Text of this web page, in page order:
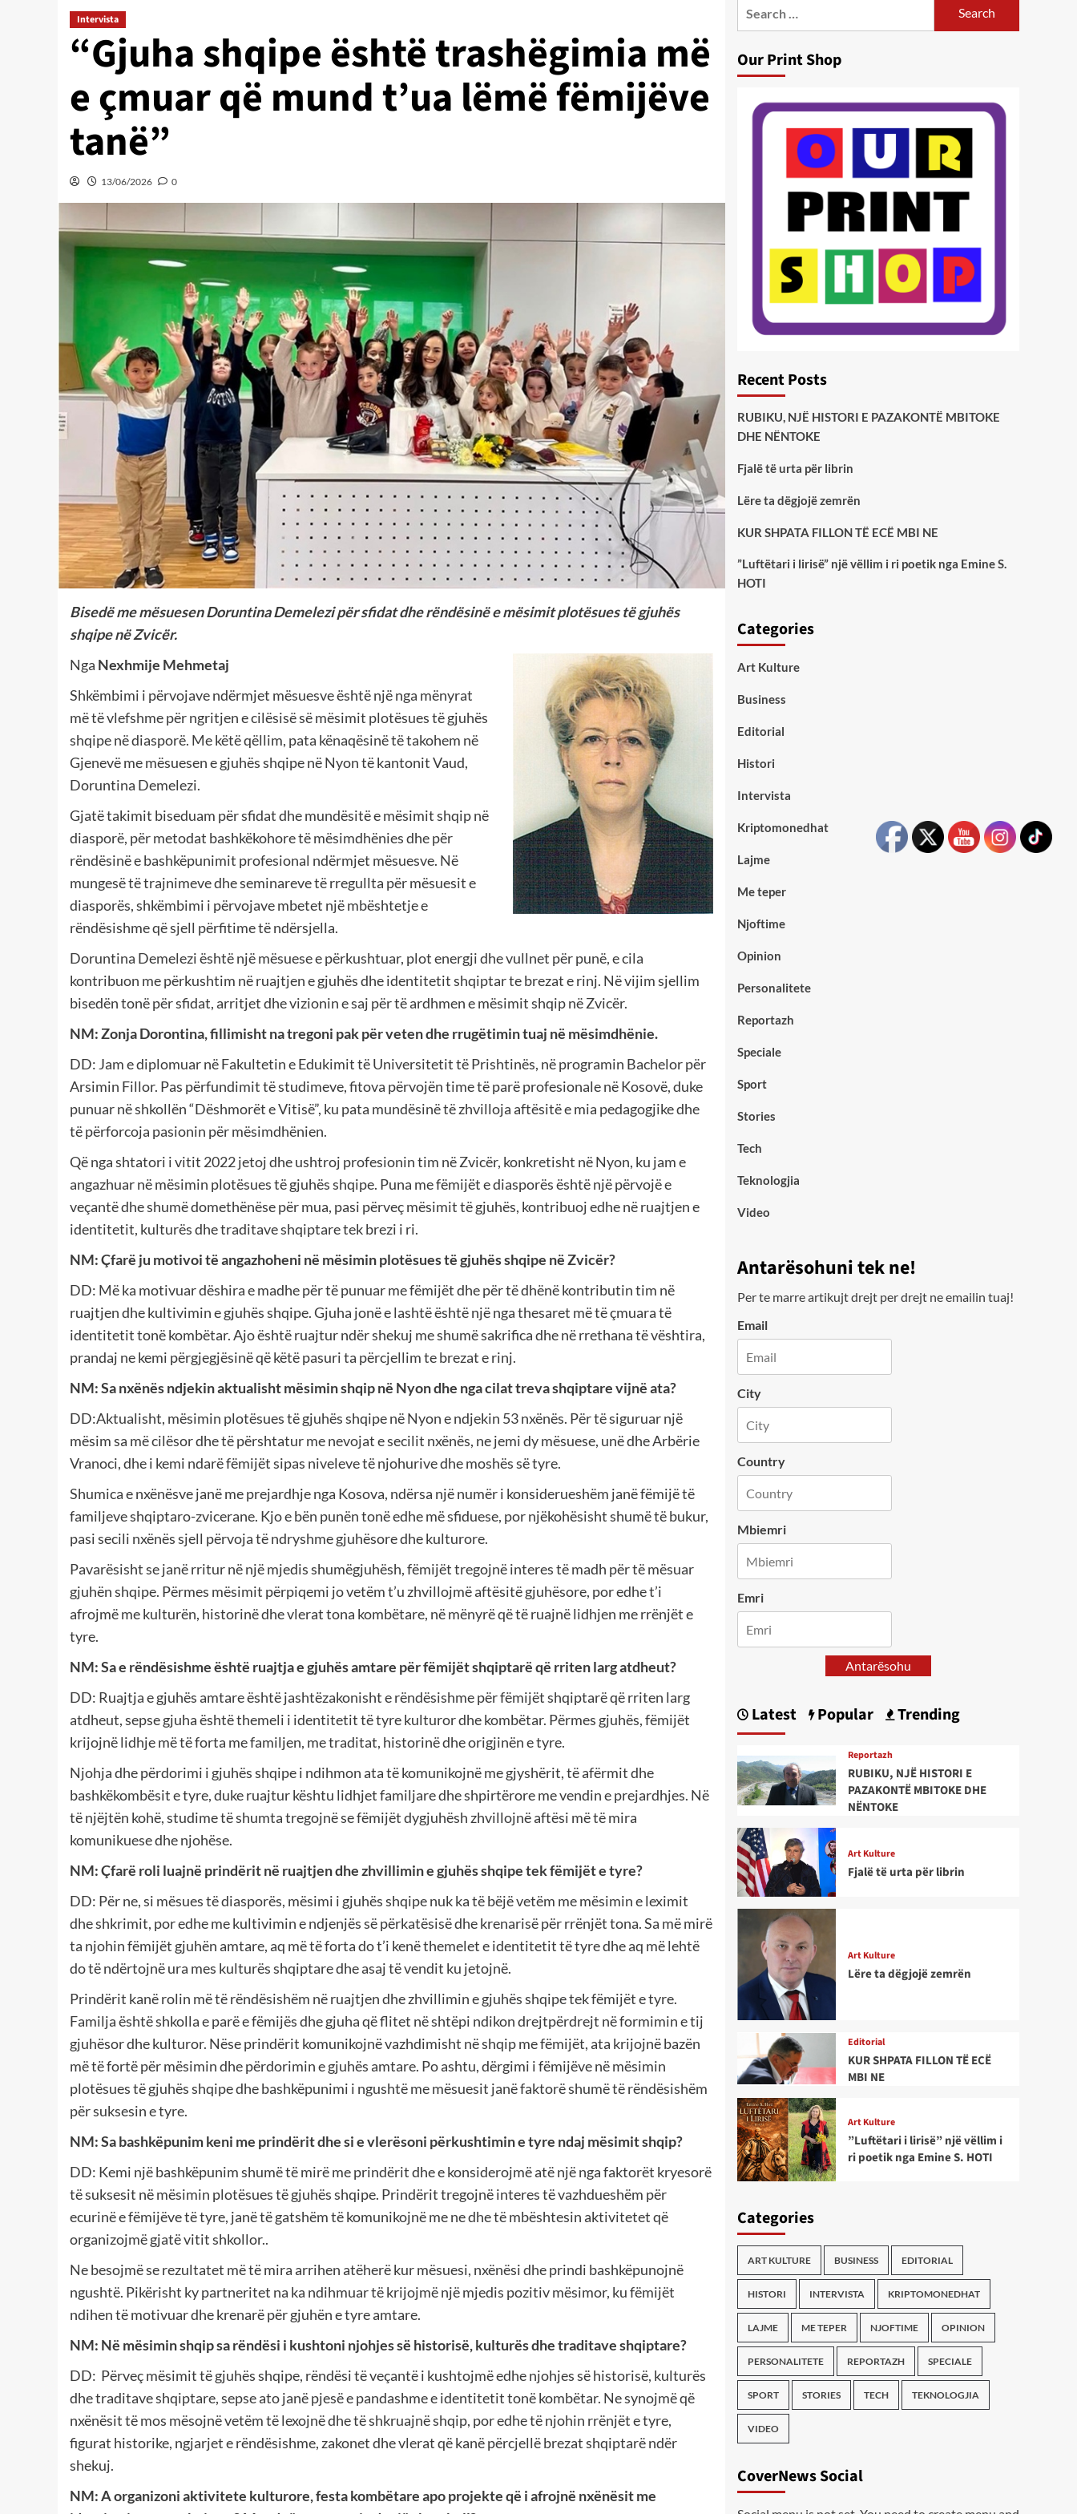
Intervista
“Gjuha shqipe është trashëgimia më
e çmuar që mund t’ua lëmë fëmijëve
tanë”
13/06/2026 0
Bisedë me mësuesen Doruntina Demelezi për sfidat dhe rëndësinë e mësimit plotësues të gjuhës
shqipe në Zvicër.
Nga Nexhmije Mehmetaj
Shkëmbimi i përvojave ndërmjet mësuesve është një nga mënyrat
më të vlefshme për ngritjen e cilësisë së mësimit plotësues të gjuhës
shqipe në diasporë. Me këtë qëllim, pata kënaqësinë të takohem në
Gjenevë me mësuesen e gjuhës shqipe në Nyon të kantonit Vaud,
Doruntina Demelezi.
Gjatë takimit biseduam për sfidat dhe mundësitë e mësimit shqip në
diasporë, për metodat bashkëkohore të mësimdhënies dhe për
rëndësinë e bashkëpunimit profesional ndërmjet mësuesve. Në
mungesë të trajnimeve dhe seminareve të rregullta për mësuesit e
diasporës, shkëmbimi i përvojave mbetet një mbështetje e
rëndësishme që sjell përfitime të ndërsjella.
Doruntina Demelezi është një mësuese e përkushtuar, plot energji dhe vullnet për punë, e cila
kontribuon me përkushtim në ruajtjen e gjuhës dhe identitetit shqiptar te brezat e rinj. Në vijim sjellim
bisedën tonë për sfidat, arritjet dhe vizionin e saj për të ardhmen e mësimit shqip në Zvicër.
NM: Zonja Dorontina, fillimisht na tregoni pak për veten dhe rrugëtimin tuaj në mësimdhënie.
DD: Jam e diplomuar në Fakultetin e Edukimit të Universitetit të Prishtinës, në programin Bachelor për
Arsimin Fillor. Pas përfundimit të studimeve, fitova përvojën time të parë profesionale në Kosovë, duke
punuar në shkollën “Dëshmorët e Vitisë”, ku pata mundësinë të zhvilloja aftësitë e mia pedagogjike dhe
të përforcoja pasionin për mësimdhënien.
Që nga shtatori i vitit 2022 jetoj dhe ushtroj profesionin tim në Zvicër, konkretisht në Nyon, ku jam e
angazhuar në mësimin plotësues të gjuhës shqipe. Puna me fëmijët e diasporës është një përvojë e
veçantë dhe shumë domethënëse për mua, pasi përveç mësimit të gjuhës, kontribuoj edhe në ruajtjen e
identitetit, kulturës dhe traditave shqiptare tek brezi i ri.
NM: Çfarë ju motivoi të angazhoheni në mësimin plotësues të gjuhës shqipe në Zvicër?
DD: Më ka motivuar dëshira e madhe për të punuar me fëmijët dhe për të dhënë kontributin tim në
ruajtjen dhe kultivimin e gjuhës shqipe. Gjuha jonë e lashtë është një nga thesaret më të çmuara të
identitetit tonë kombëtar. Ajo është ruajtur ndër shekuj me shumë sakrifica dhe në rrethana të vështira,
prandaj ne kemi përgjegjësinë që këtë pasuri ta përcjellim te brezat e rinj.
NM: Sa nxënës ndjekin aktualisht mësimin shqip në Nyon dhe nga cilat treva shqiptare vijnë ata?
DD:Aktualisht, mësimin plotësues të gjuhës shqipe në Nyon e ndjekin 53 nxënës. Për të siguruar një
mësim sa më cilësor dhe të përshtatur me nevojat e secilit nxënës, ne jemi dy mësuese, unë dhe Arbërie
Vranoci, dhe i kemi ndarë fëmijët sipas niveleve të njohurive dhe moshës së tyre.
Shumica e nxënësve janë me prejardhje nga Kosova, ndërsa një numër i konsiderueshëm janë fëmijë të
familjeve shqiptaro-zvicerane. Kjo e bën punën tonë edhe më sfiduese, por njëkohësisht shumë të bukur,
pasi secili nxënës sjell përvoja të ndryshme gjuhësore dhe kulturore.
Pavarësisht se janë rritur në një mjedis shumëgjuhësh, fëmijët tregojnë interes të madh për të mësuar
gjuhën shqipe. Përmes mësimit përpiqemi jo vetëm t’u zhvillojmë aftësitë gjuhësore, por edhe t’i
afrojmë me kulturën, historinë dhe vlerat tona kombëtare, në mënyrë që të ruajnë lidhjen me rrënjët e
tyre.
NM: Sa e rëndësishme është ruajtja e gjuhës amtare për fëmijët shqiptarë që rriten larg atdheut?
DD: Ruajtja e gjuhës amtare është jashtëzakonisht e rëndësishme për fëmijët shqiptarë që rriten larg
atdheut, sepse gjuha është themeli i identitetit të tyre kulturor dhe kombëtar. Përmes gjuhës, fëmijët
krijojnë lidhje më të forta me familjen, me traditat, historinë dhe origjinën e tyre.
Njohja dhe përdorimi i gjuhës shqipe i ndihmon ata të komunikojnë me gjyshërit, të afërmit dhe
bashkëkombësit e tyre, duke ruajtur kështu lidhjet familjare dhe shpirtërore me vendin e prejardhjes. Në
të njëjtën kohë, studime të shumta tregojnë se fëmijët dygjuhësh zhvillojnë aftësi më të mira
komunikuese dhe njohëse.
NM: Çfarë roli luajnë prindërit në ruajtjen dhe zhvillimin e gjuhës shqipe tek fëmijët e tyre?
DD: Për ne, si mësues të diasporës, mësimi i gjuhës shqipe nuk ka të bëjë vetëm me mësimin e leximit
dhe shkrimit, por edhe me kultivimin e ndjenjës së përkatësisë dhe krenarisë për rrënjët tona. Sa më mirë
ta njohin fëmijët gjuhën amtare, aq më të forta do t’i kenë themelet e identitetit të tyre dhe aq më lehtë
do të ndërtojnë ura mes kulturës shqiptare dhe asaj të vendit ku jetojnë.
Prindërit kanë rolin më të rëndësishëm në ruajtjen dhe zhvillimin e gjuhës shqipe tek fëmijët e tyre.
Familja është shkolla e parë e fëmijës dhe gjuha që flitet në shtëpi ndikon drejtpërdrejt në formimin e tij
gjuhësor dhe kulturor. Nëse prindërit komunikojnë vazhdimisht në shqip me fëmijët, ata krijojnë bazën
më të fortë për mësimin dhe përdorimin e gjuhës amtare. Po ashtu, dërgimi i fëmijëve në mësimin
plotësues të gjuhës shqipe dhe bashkëpunimi i ngushtë me mësuesit janë faktorë shumë të rëndësishëm
për suksesin e tyre.
NM: Sa bashkëpunim keni me prindërit dhe si e vlerësoni përkushtimin e tyre ndaj mësimit shqip?
DD: Kemi një bashkëpunim shumë të mirë me prindërit dhe e konsiderojmë atë një nga faktorët kryesorë
të suksesit në mësimin plotësues të gjuhës shqipe. Prindërit tregojnë interes të vazhdueshëm për
ecurinë e fëmijëve të tyre, janë të gatshëm të komunikojnë me ne dhe të mbështesin aktivitetet që
organizojmë gjatë vitit shkollor..
Ne besojmë se rezultatet më të mira arrihen atëherë kur mësuesi, nxënësi dhe prindi bashkëpunojnë
ngushtë. Pikërisht ky partneritet na ka ndihmuar të krijojmë një mjedis pozitiv mësimor, ku fëmijët
ndihen të motivuar dhe krenarë për gjuhën e tyre amtare.
NM: Në mësimin shqip sa rëndësi i kushtoni njohjes së historisë, kulturës dhe traditave shqiptare?
DD: Përveç mësimit të gjuhës shqipe, rëndësi të veçantë i kushtojmë edhe njohjes së historisë, kulturës
dhe traditave shqiptare, sepse ato janë pjesë e pandashme e identitetit tonë kombëtar. Ne synojmë që
nxënësit të mos mësojnë vetëm të lexojnë dhe të shkruajnë shqip, por edhe të njohin rrënjët e tyre,
figurat historike, ngjarjet e rëndësishme, zakonet dhe vlerat që kanë përcjellë brezat shqiptarë ndër
shekuj.
NM:A organizoni aktivitete kulturore, festa kombëtare apo projekte që i afrojnë nxënësit me
Our Print Shop
Recent Posts
RUBIKU, NJË HISTORI E PAZAKONTË MBITOKE
DHE NËNTOKE
Fjalë të urta për librin
Lëre ta dëgjojë zemrën
KUR SHPATA FILLON TË ECË MBI NE
”Luftëtari i lirisë” një vëllim i ri poetik nga Emine S.
HOTI
Categories
Art Kulture
Business
Editorial
Histori
Intervista
Kriptomonedhat
Lajme
Me teper
Njoftime
Opinion
Personalitete
Reportazh
Speciale
Sport
Stories
Tech
Teknologjia
Video
Antarësohuni tek ne!
Per te marre artikujt drejt per drejt ne emailin tuaj!
Email
City
Country
Mbiemri
Emri
Antarësohu
Latest Popular Trending
Reportazh
RUBIKU, NJË HISTORI E
PAZAKONTË MBITOKE DHE
NËNTOKE
Art Kulture
Fjalë të urta për librin
Art Kulture
Lëre ta dëgjojë zemrën
Editorial
KUR SHPATA FILLON TË ECË
MBI NE
Art Kulture
”Luftëtari i lirisë” një vëllim i
ri poetik nga Emine S. HOTI
Categories
ART KULTURE BUSINESS EDITORIAL
HISTORI INTERVISTA KRIPTOMONEDHAT
LAJME ME TEPER NJOFTIME OPINION
PERSONALITETE REPORTAZH SPECIALE
SPORT STORIES TECH TEKNOLOGJIA
VIDEO
CoverNews Social